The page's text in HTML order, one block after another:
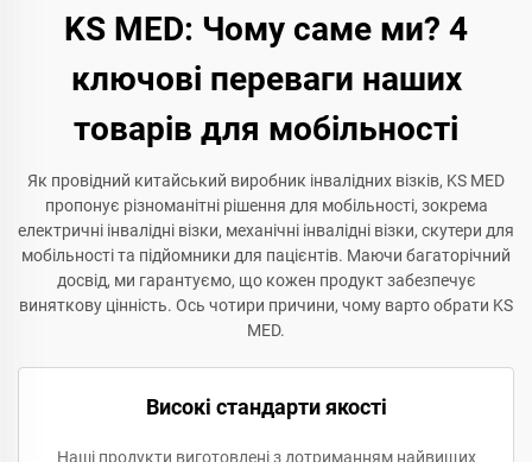
KS MED: Чому саме ми? 4
ключові переваги наших
товарів для мобільності
Як провідний китайський виробник інвалідних візків, KS MED
пропонує різноманітні рішення для мобільності, зокрема
електричні інвалідні візки, механічні інвалідні візки, скутери для
мобільності та підйомники для пацієнтів. Маючи багаторічний
досвід, ми гарантуємо, що кожен продукт забезпечує
виняткову цінність. Ось чотири причини, чому варто обрати KS
MED.
Високі стандарти якості
Наші продукти виготовлені з дотриманням найвищих